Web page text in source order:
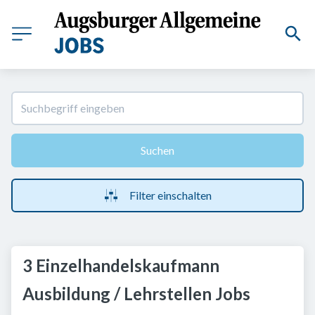
Suchen
Filter einschalten
3 Einzelhandelskaufmann
Ausbildung / Lehrstellen Jobs